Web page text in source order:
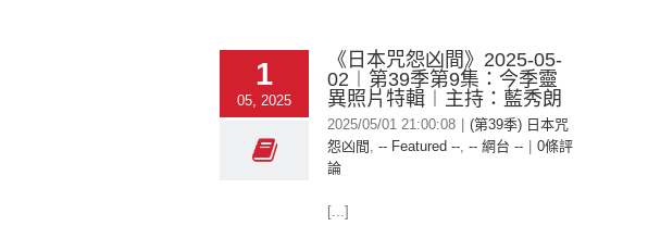
1
05, 2025
《日本咒怨凶間》2025-05-
02︱第39季第9集：今季靈
異照片特輯︱主持：藍秀朗
2025/05/01 21:00:08
(第39季) 日本咒
怨凶間 , -- Featured --, -- 網台 --
0條評
論
[...]